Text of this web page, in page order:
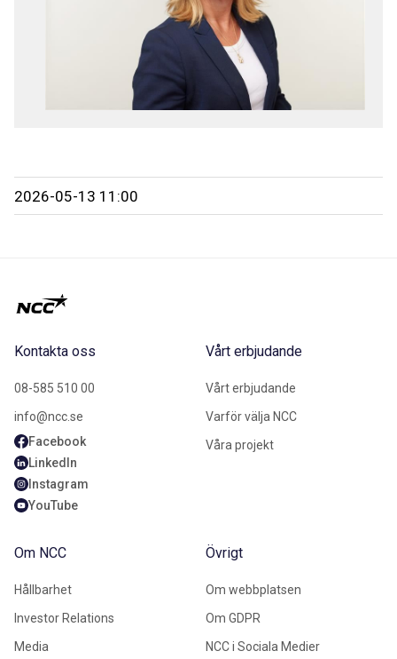
2026-05-13 11:00
Kontakta oss
08-585 510 00
info@ncc.se
Facebook
LinkedIn
Instagram
YouTube
Vårt erbjudande
Vårt erbjudande
Varför välja NCC
Våra projekt
Om NCC
Hållbarhet
Investor Relations
Media
Övrigt
Om webbplatsen
Om GDPR
NCC i Sociala Medier